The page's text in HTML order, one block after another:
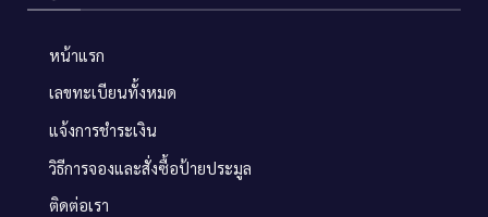
หน้าแรก
เลขทะเบียนทั้งหมด
แจ้งการชำระเงิน
วิธีการจองและสั่งซื้อป้ายประมูล
ติดต่อเรา